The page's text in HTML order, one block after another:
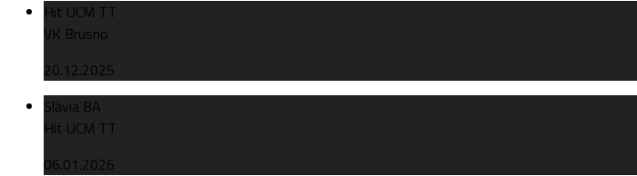
Hit UCM TT
VK Brusno
20.12.2025
Slávia BA
Hit UCM TT
06.01.2026